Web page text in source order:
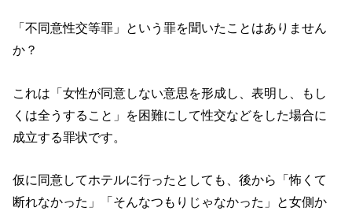
「不同意性交等罪」という罪を聞いたことはありません
か？
これは「女性が同意しない意思を形成し、表明し、もし
くは全うすること」を困難にして性交などをした場合に
成立する罪状です。
仮に同意してホテルに行ったとしても、後から「怖くて
断れなかった」「そんなつもりじゃなかった」と女側か